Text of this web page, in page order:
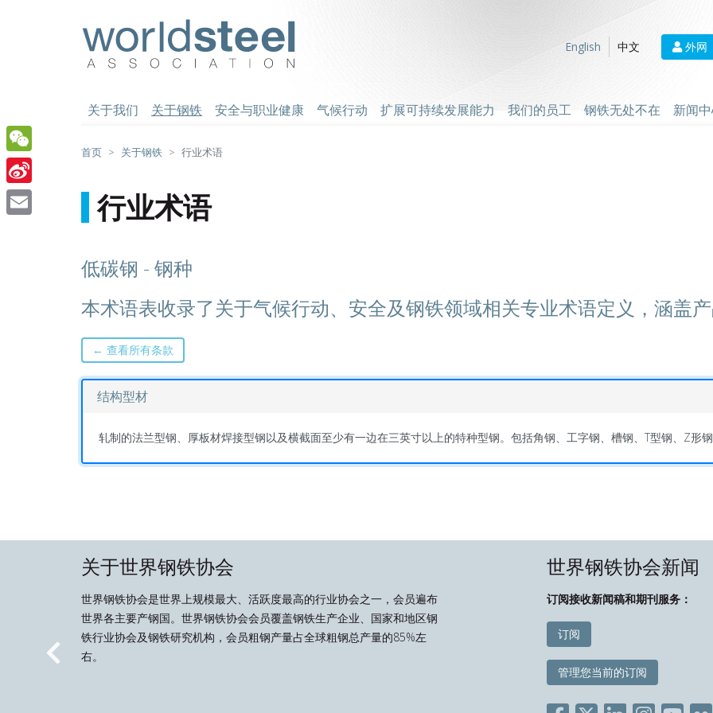
English
中文 外网
关于我们 关于钢铁 安全与职业健康 气候行动 扩展可持续发展能力 我们的员工 钢铁无处不在 新闻
首页 关于钢铁 行业术语
行业术语
低碳钢 - 钢种
本术语表收录了关于气候行动、安全及钢铁领域相关专业术语定义，涵盖产
← 查看所有条款
结构型材
轧制的法兰型钢、厚板材焊接型钢以及横截面至少有一边在三英寸以上的特种型钢。包括角钢、工字钢、槽钢、T型钢、Z形钢
关于世界钢铁协会
世界钢铁协会是世界上规模最大、活跃度最高的行业协会之一，会员遍布
世界各主要产钢国。世界钢铁协会会员覆盖钢铁生产企业、国家和地区钢
铁行业协会及钢铁研究机构，会员粗钢产量占全球粗钢总产量的85%左
右。
世界钢铁协会新闻
订阅接收新闻稿和期刊服务：
订阅
管理您当前的订阅
Previous
WeChat
Sina